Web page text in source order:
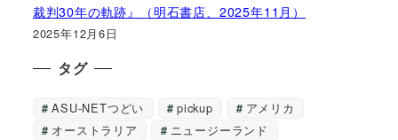
裁判30年の軌跡』（明石書店、2025年11月）
2025年12月6日
タグ
ASU-NETつどい pickup
アメリカ
オーストラリア
ニュージーランド